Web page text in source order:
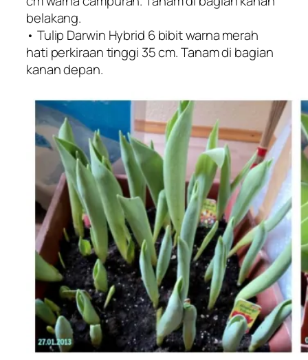
belakang.
• Tulip Darwin Hybrid 6 bibit warna merah
hati perkiraan tinggi 35 cm. Tanam di bagian
kanan depan.